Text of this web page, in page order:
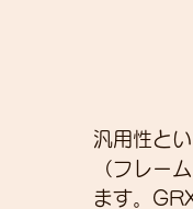
汎用性と
（フレー
ます。